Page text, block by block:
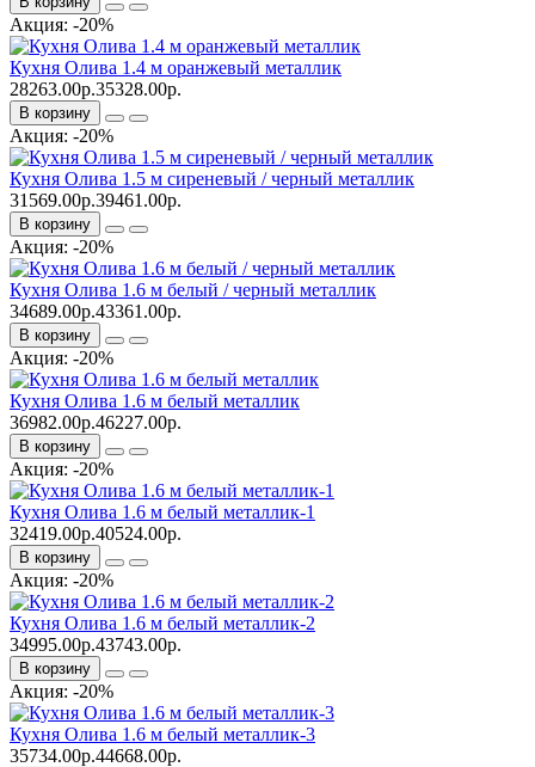
Акция: -20%
Кухня Олива 1.4 м оранжевый металлик
28263.00р.35328.00р.
В корзину
Акция: -20%
Кухня Олива 1.5 м сиреневый / черный металлик
31569.00р.39461.00р.
В корзину
Акция: -20%
Кухня Олива 1.6 м белый / черный металлик
34689.00р.43361.00р.
В корзину
Акция: -20%
Кухня Олива 1.6 м белый металлик
36982.00р.46227.00р.
В корзину
Акция: -20%
Кухня Олива 1.6 м белый металлик-1
32419.00р.40524.00р.
В корзину
Акция: -20%
Кухня Олива 1.6 м белый металлик-2
34995.00р.43743.00р.
В корзину
Акция: -20%
Кухня Олива 1.6 м белый металлик-3
35734.00р.44668.00р.